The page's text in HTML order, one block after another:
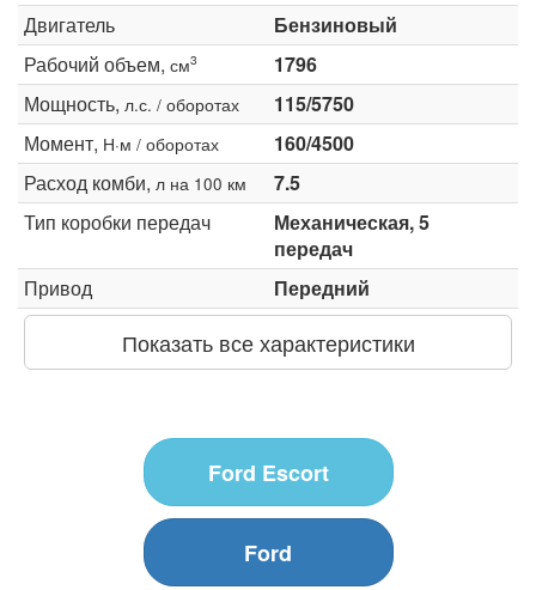
Двигатель
Бензиновый
Рабочий объем, см3
1796
Мощность, л.с. / оборотах
115/5750
Момент, Н·м / оборотах
160/4500
Расход комби, л на 100 км
7.5
Тип коробки передач
Механическая, 5
передач
Привод
Передний
Показать все характеристики
Ford Escort
Ford